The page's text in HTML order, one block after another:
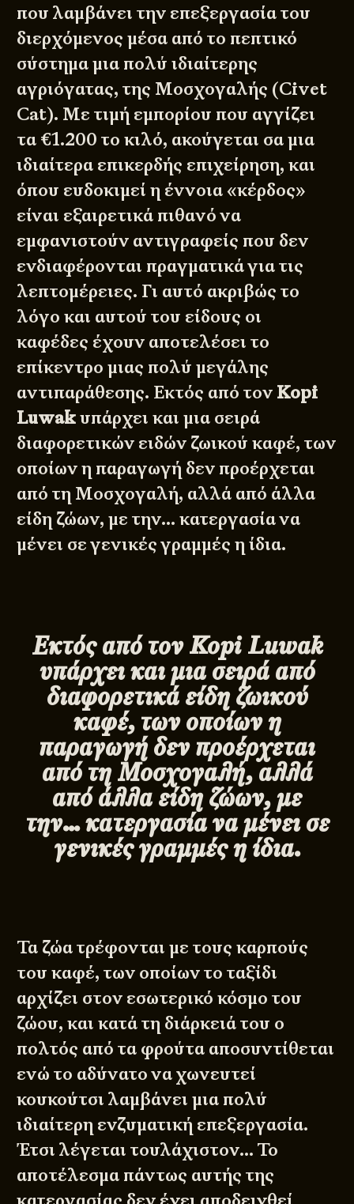
που λαμβάνει την επεξεργασία του
διερχόμενος μέσα από το πεπτικό
σύστημα μια πολύ ιδιαίτερης
αγριόγατας, της Μοσχογαλής (Civet
Cat). Με τιμή εμπορίου που αγγίζει
τα €1.200 το κιλό, ακούγεται σα μια
ιδιαίτερα επικερδής επιχείρηση, και
όπου ευδοκιμεί η έννοια «κέρδος»
είναι εξαιρετικά πιθανό να
εμφανιστούν αντιγραφείς που δεν
ενδιαφέρονται πραγματικά για τις
λεπτομέρειες. Γι αυτό ακριβώς το
λόγο και αυτού του είδους οι
καφέδες έχουν αποτελέσει το
επίκεντρο μιας πολύ μεγάλης
αντιπαράθεσης. Εκτός από τον Kopi
Luwakυπάρχει και μια σειρά
διαφορετικών ειδών ζωικού καφέ, των
οποίων η παραγωγή δεν προέρχεται
από τη Μοσχογαλή, αλλά από άλλα
είδη ζώων, με την… κατεργασία να
μένει σε γενικές γραμμές η ίδια.
Εκτός από τονKopi Luwak
υπάρχει και μια σειρά από
διαφορετικά είδη ζωικού
καφέ, των οποίων η
παραγωγή δεν προέρχεται
από τη Μοσχογαλή, αλλά
από άλλα είδη ζώων, με
την… κατεργασία να μένει σε
γενικές γραμμές η ίδια.
Τα ζώα τρέφονται με τους καρπούς
του καφέ, των οποίων το ταξίδι
αρχίζει στον εσωτερικό κόσμο του
ζώου, και κατά τη διάρκειά του ο
πολτός από τα φρούτα αποσυντίθεται
ενώ το αδύνατο να χωνευτεί
κουκούτσι λαμβάνει μια πολύ
ιδιαίτερη ενζυματική επεξεργασία.
Έτσι λέγεται τουλάχιστον… Το
αποτέλεσμα πάντως αυτής της